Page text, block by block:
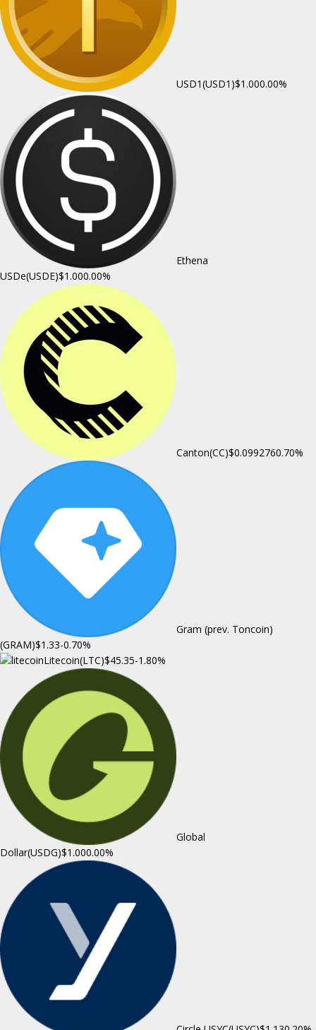
USD1(USD1)$1.000.00%
Ethena
USDe(USDE)$1.000.00%
Canton(CC)$0.0992760.70%
Gram (prev. Toncoin)
(GRAM)$1.33-0.70%
Litecoin(LTC)$45.35-1.80%
Global
Dollar(USDG)$1.000.00%